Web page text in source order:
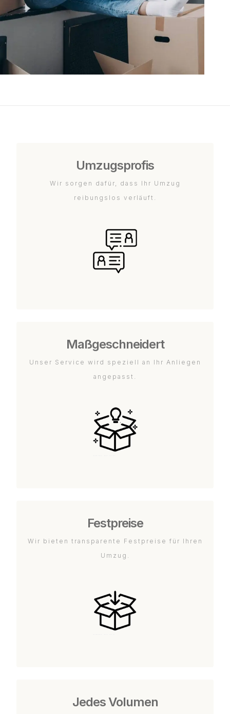
Umzugsprofis
Wir sorgen dafür, dass Ihr Umzug
reibungslos verläuft.
Maßgeschneidert
Unser Service wird speziell an Ihr Anliegen
angepasst.
Festpreise
Wir bieten transparente Festpreise für Ihren
Umzug.
Jedes Volumen